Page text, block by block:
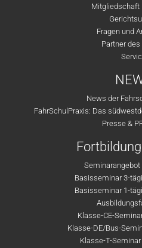
Mitgliedschaft
Fragen und
Partner des
News der
FahrSchulPraxis: Das
Presse &
Seminarangebot
Basisseminar 3-
Basisseminar 1-
Klasse-CE-
Klasse-DE/Bus-
Klasse-T-